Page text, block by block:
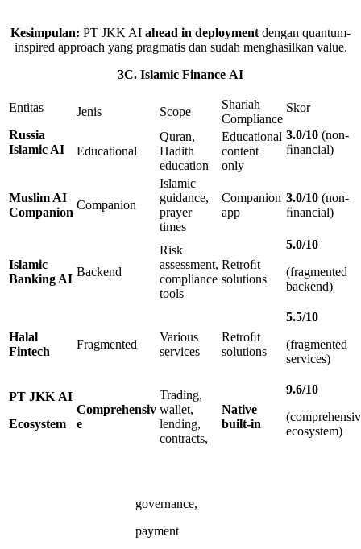
Kesimpulan: PT JKK AI ahead in deployment dengan quantum-
inspired approach yang pragmatis dan sudah menghasilkan value.
3C. Islamic Finance AI
Entitas
Russia
Islamic AI
Jenis Scope
Shariah
Compliance
Skor
3.0/10 (non-
ﬁnancial)
Educational
Quran,
Hadith
education
Educational
content
only
Muslim AI
Companion
Companion
Islamic
guidance,
prayer
times
Companion
app
3.0/10 (non-
ﬁnancial)
Islamic
Banking AI
Backend
Risk
assessment,
compliance
tools
Retroﬁt
solutions
5.0/10
(fragmented
backend)
Halal
Fintech
Fragmented
Various
services
Retroﬁt
solutions
5.5/10
(fragmented
services)
PT JKK AI
Ecosystem
Comprehensiv
e
Trading,
wallet,
lending,
contracts,
Native
built-in
9.6/10
ecosystem)
governance,
payment